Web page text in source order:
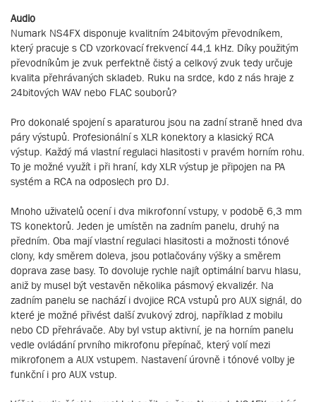
Audio
Numark NS4FX disponuje kvalitním 24bitovým převodníkem,
který pracuje s CD vzorkovací frekvencí 44,1 kHz. Díky použitým
převodníkům je zvuk perfektně čistý a celkový zvuk tedy určuje
kvalita přehrávaných skladeb. Ruku na srdce, kdo z nás hraje z
24bitových WAV nebo FLAC souborů?
Pro dokonalé spojení s aparaturou jsou na zadní straně hned dva
páry výstupů. Profesionální s XLR konektory a klasický RCA
výstup. Každý má vlastní regulaci hlasitosti v pravém horním rohu.
To je možné využít i při hraní, kdy XLR výstup je připojen na PA
systém a RCA na odposlech pro DJ.
Mnoho uživatelů ocení i dva mikrofonní vstupy, v podobě 6,3 mm
TS konektorů. Jeden je umístěn na zadním panelu, druhý na
předním. Oba mají vlastní regulaci hlasitosti a možnosti tónové
clony, kdy směrem doleva, jsou potlačovány výšky a směrem
doprava zase basy. To dovoluje rychle najít optimální barvu hlasu,
aniž by musel být vestavěn několika pásmový ekvalizér. Na
zadním panelu se nachází i dvojice RCA vstupů pro AUX signál, do
které je možné přivést další zvukový zdroj, například z mobilu
nebo CD přehrávače. Aby byl vstup aktivní, je na horním panelu
vedle ovládání prvního mikrofonu přepínač, který volí mezi
mikrofonem a AUX vstupem. Nastavení úrovně i tónové volby je
funkční i pro AUX vstup.